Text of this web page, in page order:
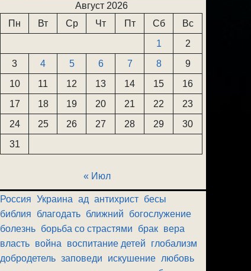
Август 2026
Пн
Вт Ср Чт Пт Сб
Вс
1
2
3
4 5 6 7 8
9
10
11 12 13 14 15
16
17
18 19 20 21 22
23
24
25 26 27 28 29
30
31
« Июл
Россия Украина ад антихрист бесы
библия
благодать ближний
богослужение
болезнь борьба со страстями брак вера
власть война воспитание детей
глобализм
добродетель заповеди искушение любовь